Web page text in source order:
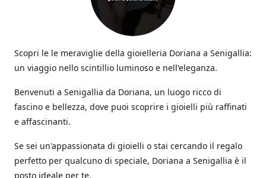
Scopri le le meraviglie della gioielleria Doriana a Senigallia:
un viaggio nello scintillio luminoso e nell'eleganza.
Benvenuti a Senigallia da Doriana, un luogo ricco di
fascino e bellezza, dove puoi scoprire i gioielli più raffinati
e affascinanti.
Se sei un'appassionata di gioielli o stai cercando il regalo
perfetto per qualcuno di speciale, Doriana a Senigallia è il
posto ideale per te.